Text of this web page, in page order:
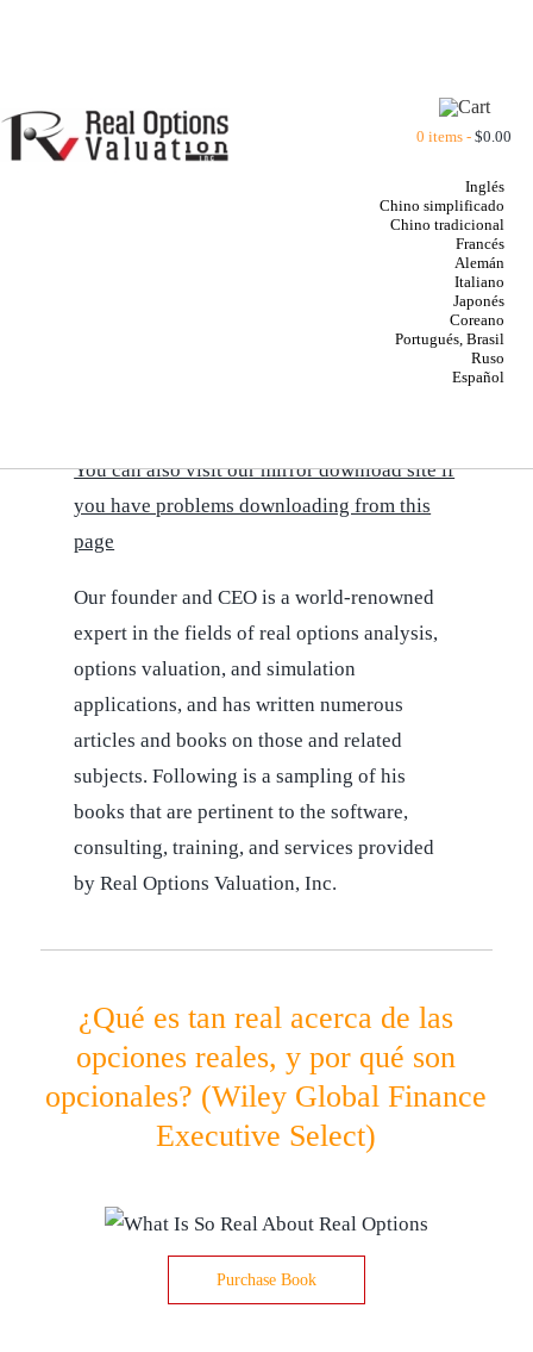
0 items -$0.00
Inglés
Chino simplificado
Chino tradicional
Francés
Alemán
Italiano
Japonés
Coreano
Portugués, Brasil
Ruso
Español
BOOKS BY DR. JOHNATHAN
You can also visit our mirror download site if
you have problems downloading from this
page
Our founder and CEO is a world-renowned
expert in the fields of real options analysis,
options valuation, and simulation
applications, and has written numerous
articles and books on those and related
subjects. Following is a sampling of his
books that are pertinent to the software,
consulting, training, and services provided
by Real Options Valuation, Inc.
¿Qué es tan real acerca de las
opciones reales, y por qué son
opcionales? (Wiley Global Finance
Executive Select)
Purchase Book